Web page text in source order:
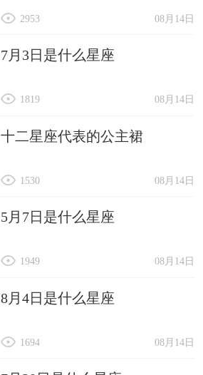
08月14日
2953
7月3日是什么星座
08月14日
1819
十二星座代表的公主裙
08月14日
1530
5月7日是什么星座
08月14日
1949
8月4日是什么星座
08月14日
1694